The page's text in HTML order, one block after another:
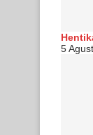
5